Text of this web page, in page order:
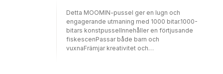
Detta MOOMIN-pussel ger en lugn och
engagerande utmaning med 1000 bitar.1000-
bitars konstpusselInnehåller en förtjusande
fiskescenPassar både barn och
vuxnaFrämjar kreativitet och